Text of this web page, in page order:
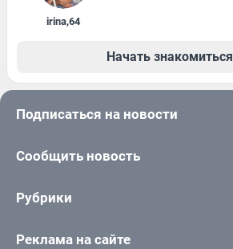
irina,64
Начать знакомиться
Подписаться на новости
Сообщить новость
Рубрики
Реклама на сайте